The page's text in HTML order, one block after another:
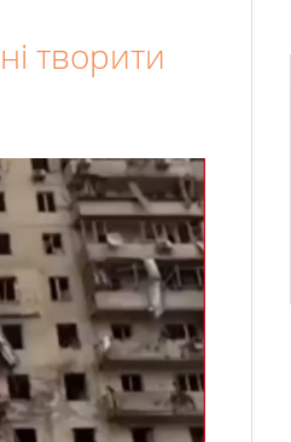
творити